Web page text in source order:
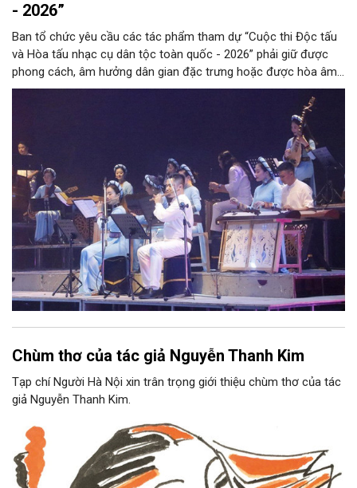
- 2026”
Ban tổ chức yêu cầu các tác phẩm tham dự “Cuộc thi Độc tấu
và Hòa tấu nhạc cụ dân tộc toàn quốc - 2026” phải giữ được
phong cách, âm hưởng dân gian đặc trưng hoặc được hòa âm,
phối khí mới trên nền tảng làn điệu âm nhạc truyền thống Việt
Nam, đồng thời phải được trình diễn trực tiếp bằng nhạc cụ dân
Chùm thơ của tác giả Nguyễn Thanh Kim
Tạp chí Người Hà Nội xin trân trọng giới thiệu chùm thơ của tác
giả Nguyễn Thanh Kim.